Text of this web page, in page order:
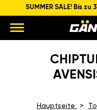
SUMMER SALE! Bis
Hauptseite